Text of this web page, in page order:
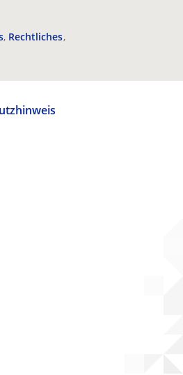
Rechtliches